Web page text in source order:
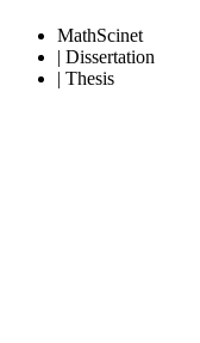
MathScinet
| Dissertation
| Thesis